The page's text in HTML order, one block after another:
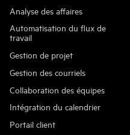
Analyse des affaires
Automatisation du flux de
travail
Gestion de projet
Gestion des courriels
Collaboration des équipes
Intégration du calendrier
Portail client